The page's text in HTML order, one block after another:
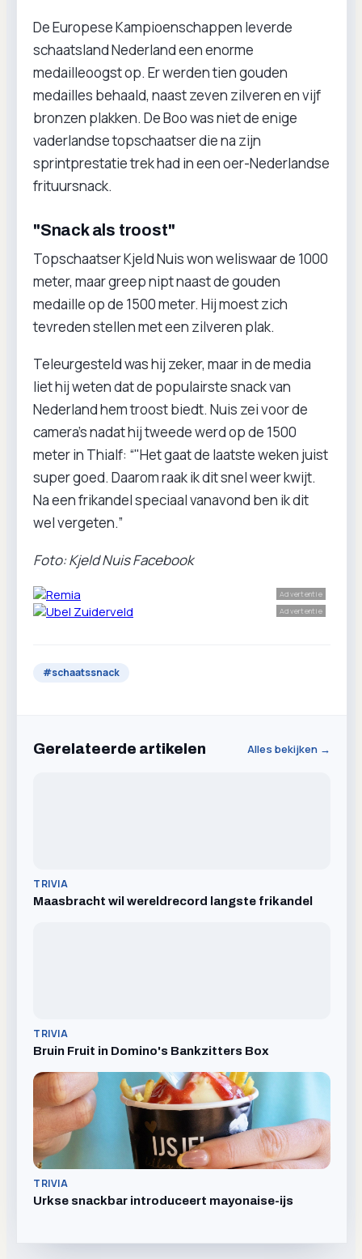
De Europese Kampioenschappen leverde
schaatsland Nederland een enorme
medailleoogst op. Er werden tien gouden
medailles behaald, naast zeven zilveren en vijf
bronzen plakken. De Boo was niet de enige
vaderlandse topschaatser die na zijn
sprintprestatie trek had in een oer-Nederlandse
frituursnack.
"Snack als troost"
Topschaatser Kjeld Nuis won weliswaar de 1000
meter, maar greep nipt naast de gouden
medaille op de 1500 meter. Hij moest zich
tevreden stellen met een zilveren plak.
Teleurgesteld was hij zeker, maar in de media
liet hij weten dat de populairste snack van
Nederland hem troost biedt. Nuis zei voor de
camera’s nadat hij tweede werd op de 1500
meter in Thialf: “"Het gaat de laatste weken juist
super goed. Daarom raak ik dit snel weer kwijt.
Na een frikandel speciaal vanavond ben ik dit
wel vergeten.”
Foto: Kjeld Nuis Facebook
Advertentie
Advertentie
#schaatssnack
Gerelateerde artikelen Alles bekijken →
TRIVIA
Maasbracht wil wereldrecord langste frikandel
TRIVIA
Bruin Fruit in Domino's Bankzitters Box
TRIVIA
Urkse snackbar introduceert mayonaise-ijs